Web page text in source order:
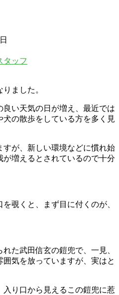
タッフ
ました。
い天気の日が増え、最近では
の散歩をしている方を多く見
が、新しい環境などに慣れ始
増えるとされているので十分
覗くと、まず目に付くのが、
た武田信玄の鎧兜で、一見、
気を放っていますが、実はと
り口から見えるこの鎧兜に惹